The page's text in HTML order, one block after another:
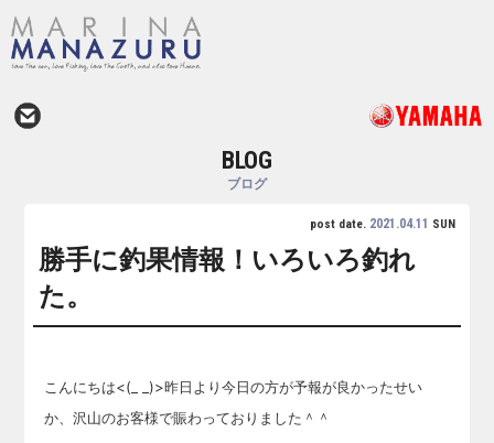
BLOG
ブログ
post date. 2021.04.11 SUN
勝手に釣果情報！いろいろ釣れ
た。
こんにちは<(_ _)>昨日より今日の方が予報が良かったせい
か、沢山のお客様で賑わっておりました＾＾